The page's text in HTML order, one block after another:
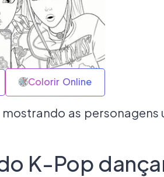
Colorir Online
as personagens
K-Pop